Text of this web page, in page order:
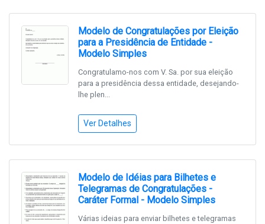
Modelo de Congratulações por Eleição
para a Presidência de Entidade -
Modelo Simples
Congratulamo-nos com V. Sa. por sua eleição
para a presidência dessa entidade, desejando-
lhe plen...
Ver Detalhes
Modelo de Idéias para Bilhetes e
Telegramas de Congratulações -
Caráter Formal - Modelo Simples
Várias ideias para enviar bilhetes e telegramas